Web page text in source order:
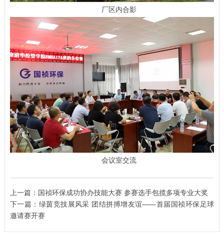
厂区内合影
会议室交流
上一篇： 国祯环保成功协办技能大赛 参赛选手包揽多项专业大奖
下一篇： 绿茵竞技展风采 团结拼搏增友谊——首届国祯环保足球
邀请赛开赛